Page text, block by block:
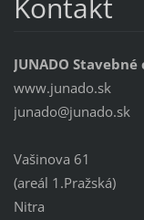
Kontakt
JUNADO
www.junado.sk
junado@junado.sk
Vašinova 61
(areál 1.Pražská)
Nitra